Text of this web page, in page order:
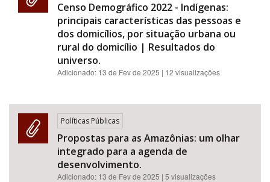
Censo Demográfico 2022 - Indígenas:
principais características das pessoas e
dos domicílios, por situação urbana ou
rural do domicílio | Resultados do
universo.
Adicionado: 13 de Fev de 2025 | 12 visualizações
Políticas Públicas
Propostas para as Amazônias: um olhar
integrado para a agenda de
desenvolvimento.
Adicionado: 13 de Fev de 2025 | 5 visualizações